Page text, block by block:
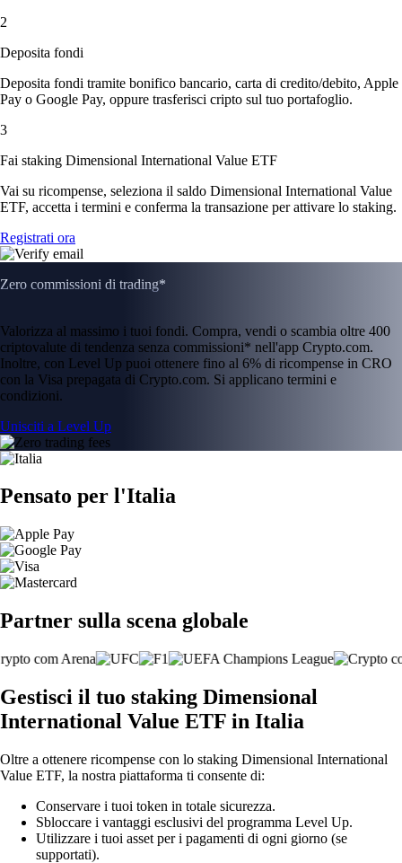
2
Deposita fondi
Deposita fondi tramite bonifico bancario, carta di credito/debito, Apple
Pay o Google Pay, oppure trasferisci cripto sul tuo portafoglio.
3
Fai staking Dimensional International Value ETF
Vai su ricompense, seleziona il saldo Dimensional International Value
ETF, accetta i termini e conferma la transazione per attivare lo staking.
Registrati ora
Zero commissioni di trading*
Valorizza al massimo i tuoi fondi. Compra, vendi o scambia oltre 400
criptovalute di tendenza senza commissioni* nell'app Crypto.com.
Inoltre, con Level Up puoi ottenere fino al 6% di ricompense in CRO
con la Visa prepagata di Crypto.com. Si applicano termini e
condizioni.
Unisciti a Level Up
Pensato per l'Italia
Partner sulla scena globale
Gestisci il tuo staking Dimensional
International Value ETF in Italia
Oltre a ottenere ricompense con lo staking Dimensional International
Value ETF, la nostra piattaforma ti consente di:
Conservare i tuoi token in totale sicurezza.
Sbloccare i vantaggi esclusivi del programma Level Up.
Utilizzare i tuoi asset per i pagamenti di ogni giorno (se
supportati).